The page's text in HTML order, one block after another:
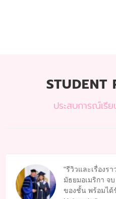
STUDENT
ประสบการณ์เรี
รีวิวและเรื่องร
มัธยมอเมริกา จ
ของชั้น พร้อมได้